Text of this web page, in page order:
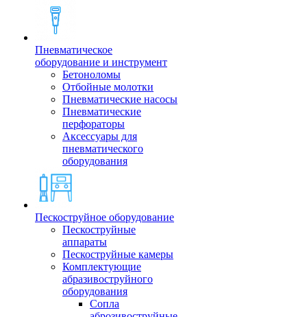
Пневматическое
оборудование и инструмент
Бетоноломы
Отбойные молотки
Пневматические насосы
Пневматические
перфораторы
Аксессуары для
пневматического
оборудования
Пескоструйное оборудование
Пескоструйные
аппараты
Пескоструйные камеры
Комплектующие
абразивоструйного
оборудования
Сопла